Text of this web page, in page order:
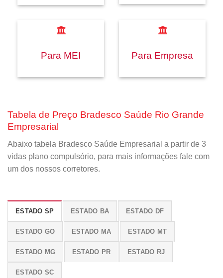
Para MEI Para Empresa
Tabela de Preço Bradesco Saúde Rio Grande
Empresarial
Abaixo tabela Bradesco Saúde Empresarial a partir de 3
vidas plano compulsório, para mais informações fale com
um dos nossos corretores.
ESTADO SP ESTADO BA ESTADO DF
ESTADO GO ESTADO MA ESTADO MT
ESTADO MG ESTADO PR ESTADO RJ
ESTADO SC